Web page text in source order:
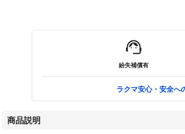
紛失補償有
ラクマ安心・安全へ
商品説明